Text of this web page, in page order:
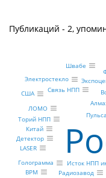
Публикаций - 2,
Исток НПП
Радиозавод
Связь НПП
ЛОМО
Торий НПП
Электростекло
Детектор
LASER
Голограмма
BPM
Китай
США
Швабе